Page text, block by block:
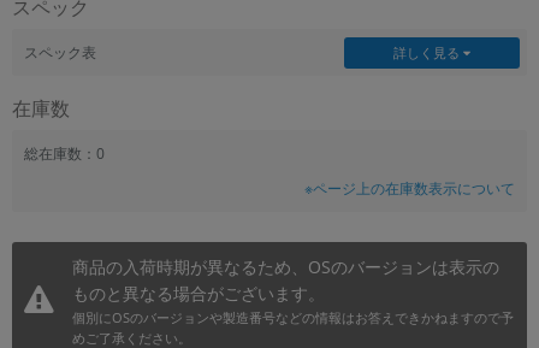
スペック
スペック表 詳しく見る
在庫数
総在庫数：0
※ページ上の在庫数表示について
商品の入荷時期が異なるため、OSのバージョンは表示の
ものと異なる場合がございます。
個別にOSのバージョンや製造番号などの情報はお答えできかねますので予
めご了承ください。
OS
OSの絞り込み
モニタサイズ